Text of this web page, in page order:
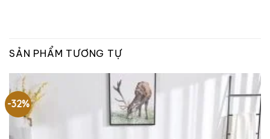
SẢN PHẨM TƯƠNG TỰ
-32%